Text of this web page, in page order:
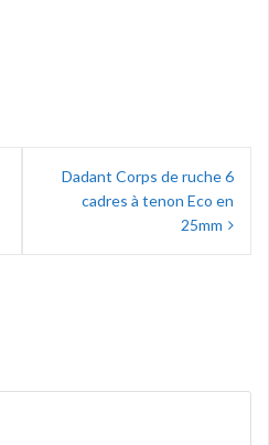
Dadant Corps de ruche 6
cadres à tenon Eco en
25mm